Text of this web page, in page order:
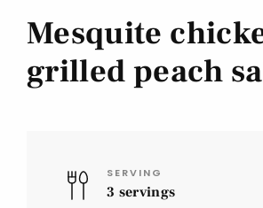
Mesquite
grilled peach
SERVING
3 servings